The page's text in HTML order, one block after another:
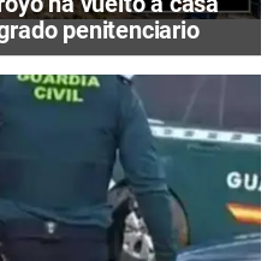
penitenciario